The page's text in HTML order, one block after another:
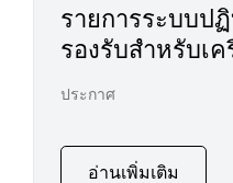
รายการระบบป
รองรับสำหรับเ
และสแกนเนอร์
ประกาศ
อ่านเพิ่มเติม